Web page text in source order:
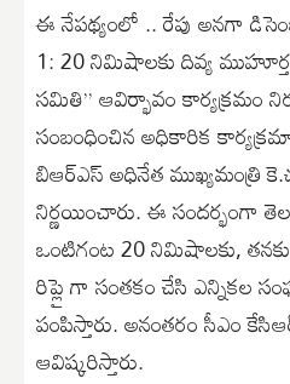
ఈ నేపథ్యంలో .. రేపు అనగా
1: 20 నిమిషాలకు దివ్య
సమితి” ఆవిర్భావం కార్యక్రమం
సంబంధించిన అధికారిక
బిఆర్ఎస్ అధినేత ముఖ్యమంత్రి
నిర్ణయించారు. ఈ సందర్భంగా
ఒంటిగంట 20 నిమిషాలకు,
రిప్లై గా సంతకం చేసి ఎన్నికల
పంపిస్తారు. అనంతరం సీఎం
ఆవిష్కరిస్తారు.